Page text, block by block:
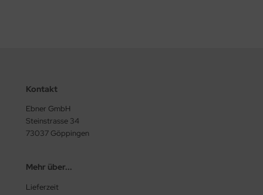
Kontakt
Ebner GmbH
Steinstrasse 34
73037 Göppingen
Mehr über...
Lieferzeit